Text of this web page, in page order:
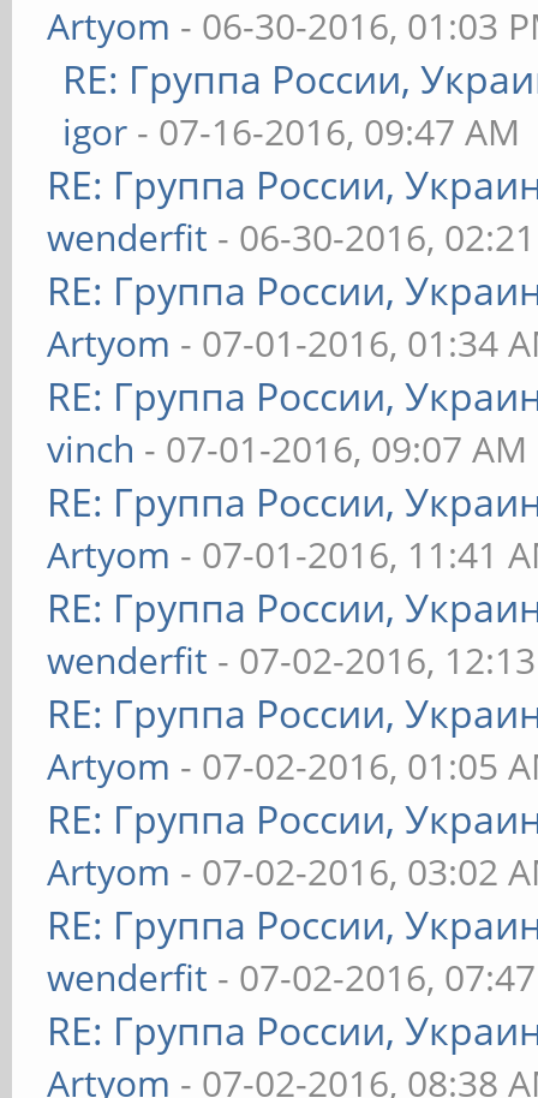
Artyom - 06-30-2016, 01:03
RE: Группа России,
igor - 07-16-2016, 09:47 AM
RE: Группа России,
wenderfit - 06-30-2016,
RE: Группа России,
Artyom - 07-01-2016, 01:34
RE: Группа России,
vinch - 07-01-2016, 09:07 AM
RE: Группа России,
Artyom - 07-01-2016, 11:41
RE: Группа России,
wenderfit - 07-02-2016,
RE: Группа России,
Artyom - 07-02-2016, 01:05
RE: Группа России,
Artyom - 07-02-2016, 03:02
RE: Группа России,
wenderfit - 07-02-2016,
RE: Группа России,
Artyom - 07-02-2016, 08:38